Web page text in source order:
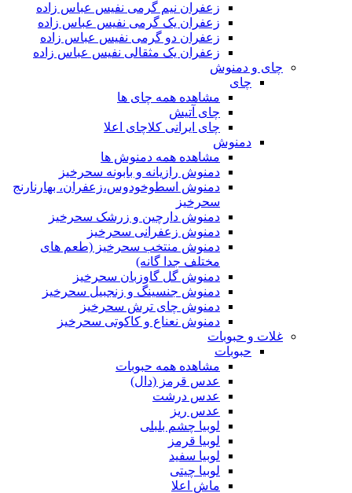
زعفران نیم گرمی نفیس عباس زاده
زعفران یک گرمی نفیس عباس زاده
زعفران دو گرمی نفیس عباس زاده
زعفران یک مثقالی نفیس عباس زاده
چای و دمنوش
چای
مشاهده همه چای ها
چای آتیش
چای ایرانی کلاچای اعلا
دمنوش
مشاهده همه دمنوش ها
دمنوش رازیانه و بابونه سحرخیز
دمنوش اسطوخودوس،زعفران، بهارنارنج
سحرخیز
دمنوش دارچین و زرشک سحرخیز
دمنوش زعفرانی سحرخیز
دمنوش منتخب سحرخیز (طعم های
مختلف جدا گانه)
دمنوش گل گاوزبان سحرخیز
دمنوش جنسینگ و زنجبیل سحرخیز
دمنوش چای ترش سحرخیز
دمنوش نعناع و کاکوتی سحرخیز
غلات و حبوبات
حبوبات
مشاهده همه حبوبات
عدس قرمز (دال)
عدس درشت
عدس ریز
لوبیا چشم بلبلی
لوبیا قرمز
لوبیا سفید
لوبیا چیتی
ماش اعلا